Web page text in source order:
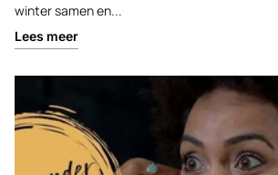
winter samen en...
Lees meer